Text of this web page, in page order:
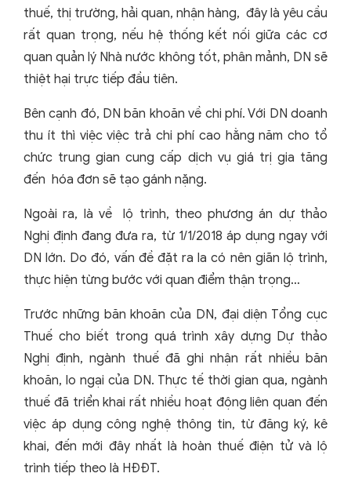
thuế, thị trường, hải quan, nhận hàng, đây là yêu cầu
rất quan trọng, nếu hệ thống kết nối giữa các cơ
quan quản lý Nhà nước không tốt, phân mảnh, DN sẽ
thiệt hại trực tiếp đầu tiên.
Bên cạnh đó, DN băn khoăn về chi phí. Với DN doanh
thu ít thì việc việc trả chi phí cao hằng năm cho tổ
chức trung gian cung cấp dịch vụ giá trị gia tăng
đến hóa đơn sẽ tạo gánh nặng.
Ngoài ra, là về lộ trình, theo phương án dự thảo
Nghị định đang đưa ra, từ 1/1/2018 áp dụng ngay với
DN lớn. Do đó, vấn đề đặt ra la có nên giãn lộ trình,
thực hiện từng bước với quan điểm thận trọng…
Trước những băn khoăn của DN, đại diện Tổng cục
Thuế cho biết trong quá trình xây dựng Dự thảo
Nghị định, ngành thuế đã ghi nhận rất nhiều băn
khoăn, lo ngại của DN. Thực tế thời gian qua, ngành
thuế đã triển khai rất nhiều hoạt động liên quan đến
việc áp dụng công nghệ thông tin, từ đăng ký, kê
khai, đến mới đây nhất là hoàn thuế điện tử và lộ
trình tiếp theo là HĐĐT.